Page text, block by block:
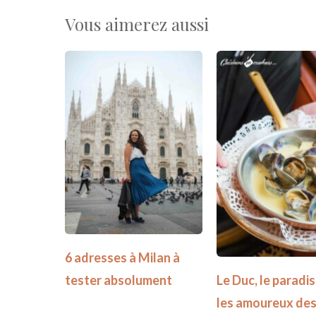
Vous aimerez aussi
6 adresses à Milan à
tester absolument
Le Duc, le
les amoureux des